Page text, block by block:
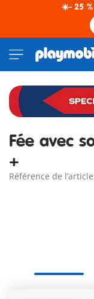
☀️- 25
Fée avec
+
Référence de